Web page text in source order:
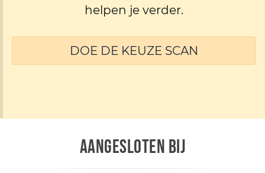
helpen je verder.
DOE DE KEUZE SCAN
AANGESLOTEN BIJ